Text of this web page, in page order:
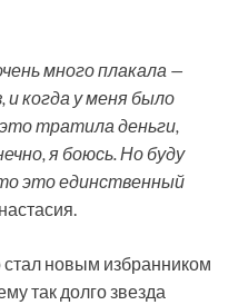
много плакала —
и когда у меня было
тратила деньги,
я боюсь. Но буду
это единственный
стал новым избранником
так долго звезда